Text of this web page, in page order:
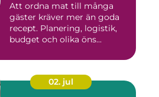
Att ordna mat till många
gäster kräver mer än goda
recept. Planering, logistik,
budget och olika öns...
02. jul